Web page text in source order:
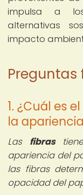
impulsa a
alternativas
impacto
Preguntas
1. ¿Cuál es
la
Las fibras
apariencia del
las fibras
opacidad del